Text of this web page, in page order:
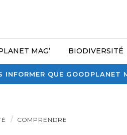
INFORMER QUE
MAG’ BIODIVERSITÉ
COMPRENDRE